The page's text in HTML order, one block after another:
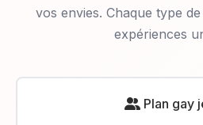
vos envies. Chaque type
expériences
Plan gay